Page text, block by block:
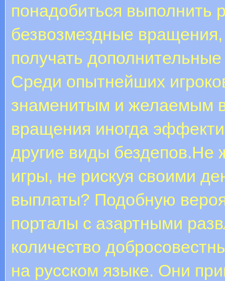
понадобиться
безвозмездные
получать
Среди опытнейших
знаменитым и желаемым
вращения иногда
другие виды бездепов.Не
игры, не рискуя своими
выплаты? Подобную
порталы с азартными
количество
на русском языке. Они